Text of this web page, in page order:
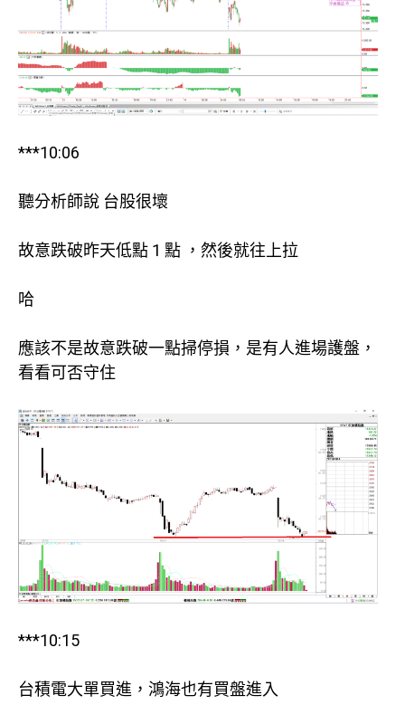
***10:06
聽分析師說 台股很壞
故意跌破昨天低點 1 點 ，然後就往上拉
哈
應該不是故意跌破一點掃停損，是有人進場護盤，
看看可否守住
***10:15
台積電大單買進，鴻海也有買盤進入